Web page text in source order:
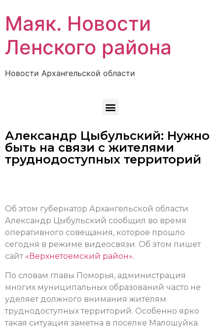
Маяк. Новости
Ленского района
Новости Архангельской области
Александр Цыбульский: Нужно
быть на связи с жителями
труднодоступных территорий
Об этом губернатор Архангельской области
Александр Цыбульский сообщил во время
оперативного совещания, которое прошло
сегодня в режиме видеосвязи. Об этом пишет
сайт «Верхнетоемский район».
По словам главы Поморья, администрация
многих муниципальных образований часто не
уделяет должного внимания жителям
труднодоступных территорий. Особенно ярко
такая ситуация заметна в поселке Малошуйка